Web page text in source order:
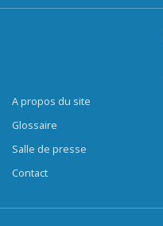
A propos du site
Glossaire
Salle de presse
Contact